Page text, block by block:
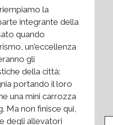
la
integrante della
quando
un'eccellenza
gli
della città:
portando il loro
una mini carrozza
Ma non finisce qui,
degli allevatori